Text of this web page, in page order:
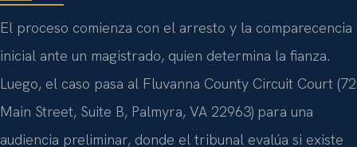
El proceso comienza con el arresto y la comparecencia
inicial ante un magistrado, quien determina la fianza.
Luego, el caso pasa al Fluvanna County Circuit Court (72
Main Street, Suite B, Palmyra, VA 22963) para una
audiencia preliminar, donde el tribunal evalúa si existe